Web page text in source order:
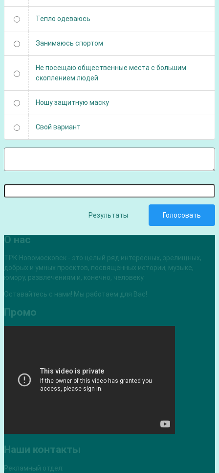
Тепло одеваюсь
Занимаюсь спортом
Не посещаю общественные места с большим
скоплением людей
Ношу защитную маску
Свой вариант
Результаты Голосовать
О нас
ТРК Новомосковск - это целый ряд интересных, зрелищных,
добрых и умных проектов, посвященных истории, музыке,
юмору, развлечениям и, конечно, человеку.
Оставайтесь с нами! Мы работаем для Вас!
Промо
Наши контакты
Рекламный отдел: